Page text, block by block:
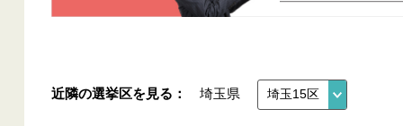
近隣の選挙区を見る： 埼玉県